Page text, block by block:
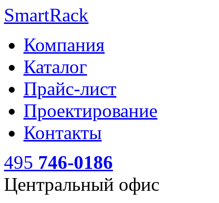
SmartRack
Компания
Каталог
Прайс-лист
Проектирование
Контакты
495 746-0186
Центральный офис